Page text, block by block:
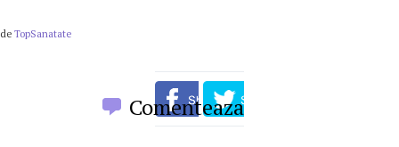
de TopSanatate
Comenteaza